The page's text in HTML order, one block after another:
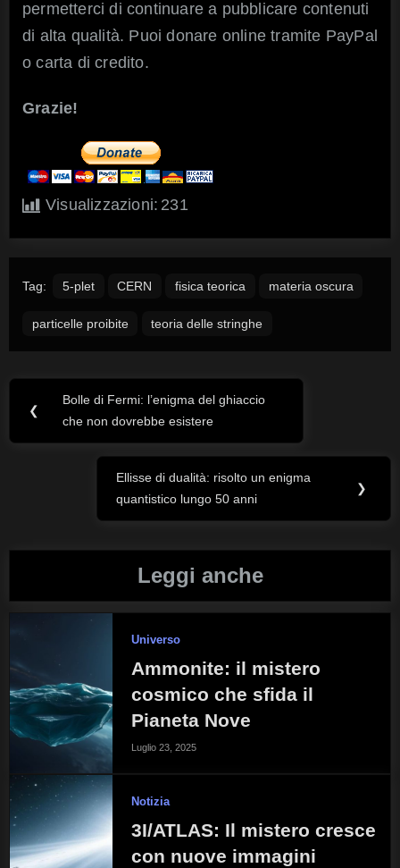
permetterci di continuare a pubblicare contenuti
di alta qualità. Puoi donare online tramite PayPal
o carta di credito.
Grazie!
Visualizzazioni: 231
Tag: 5-plet CERN fisica teorica materia oscura
particelle proibite teoria delle stringhe
Navigazione
articoli
❮
Previous
Post:
Bolle di Fermi: l’enigma del ghiaccio
che non dovrebbe esistere
Next
Post:
Ellisse di dualità: risolto un enigma
quantistico lungo 50 anni
❯
Leggi anche
Universo
Ammonite: il mistero
cosmico che sfida il
Pianeta Nove
Luglio 23, 2025
Notizia
3I/ATLAS: Il mistero cresce
con nuove immagini